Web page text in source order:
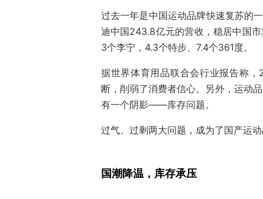
过去一年是中国运动品牌快速复苏的
迪中国243.8亿元的营收，稳居中国
3个李宁，4.3个特步、7.4个361度。
据世界体育用品联合会行业报告称
断，削弱了消费者信心。另外，运动
有一个阴影——库存问题。
过气、过剩两大问题，成为了国产运
国潮降温，库存承压